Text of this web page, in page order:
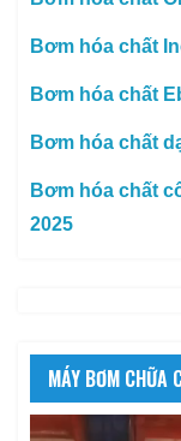
Bơm hóa chất
Bơm hóa chất
Bơm hóa chất
Bơm hóa chất
2025
MÁY BƠM CHỮA
Trình